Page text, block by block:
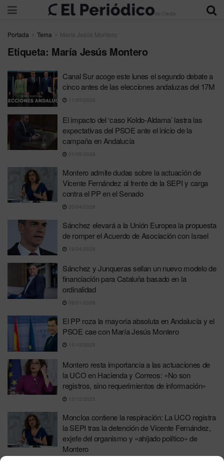
Portada Tema María Jesús Montero
Etiqueta: María Jesús Montero
Canal Sur acoge este lunes el segundo debate a
cinco antes de las elecciones andaluzas del 17M
11/05/2026
El impacto del ‘caso Koldo-Aldama’ lastra las
expectativas del PSOE ante el inicio de la
campaña en Andalucía
01/05/2026
Montero admite dudas sobre la actuación de
Vicente Fernández al frente de la SEPI y carga
contra el PP en el Senado
20/04/2026
Sánchez elevará a la Unión Europea la propuesta
de romper el Acuerdo de Asociación con Israel
19/04/2026
Sánchez y Junqueras sellan un nuevo modelo de
financiación para Cataluña basado en la
ordinalidad
08/01/2026
El PP roza la mayoría absoluta en Andalucía y el
PSOE cae con María Jesús Montero
15/12/2025
Montero resta importancia a las actuaciones de
la UCO en Hacienda y Correos: «No son
registros, sino requerimientos de información»
12/12/2025
Moncloa contiene la respiración: La UCO registra
la SEPI tras la detención de Vicente Fernández,
exjefe del organismo y «ahijado político» de
Montero